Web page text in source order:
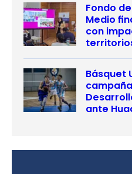
Fondo
Medio
con
Básquet
ante